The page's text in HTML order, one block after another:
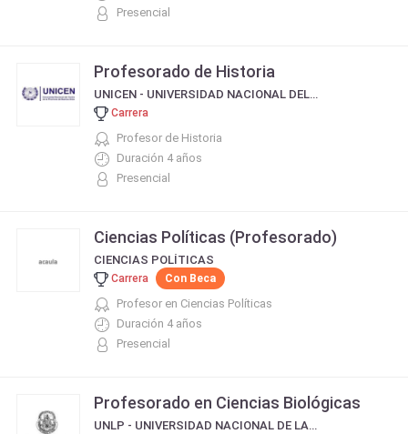
Presencial
Profesorado de Historia
UNICEN - UNIVERSIDAD NACIONAL DEL CENTRO DE LA PROVINCIA DE BUENOS AIRES
Carrera
Profesor de Historia
Duración 4 años
Presencial
Ciencias Políticas (Profesorado)
CIENCIAS POLÍTICAS
Carrera Con Beca
Profesor en Ciencias Políticas
Duración 4 años
Presencial
Profesorado en Ciencias Biológicas
UNLP - UNIVERSIDAD NACIONAL DE LA PLATA